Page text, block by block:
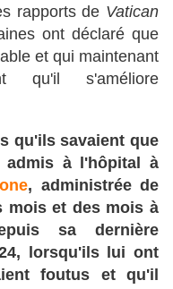
rapports de Vatican
ont déclaré que
et qui maintenant
qu'il s'améliore
qu'ils savaient que
admis à l'hôpital à
, administrée de
mois et des mois à
sa dernière
lorsqu'ils lui ont
foutus et qu'il